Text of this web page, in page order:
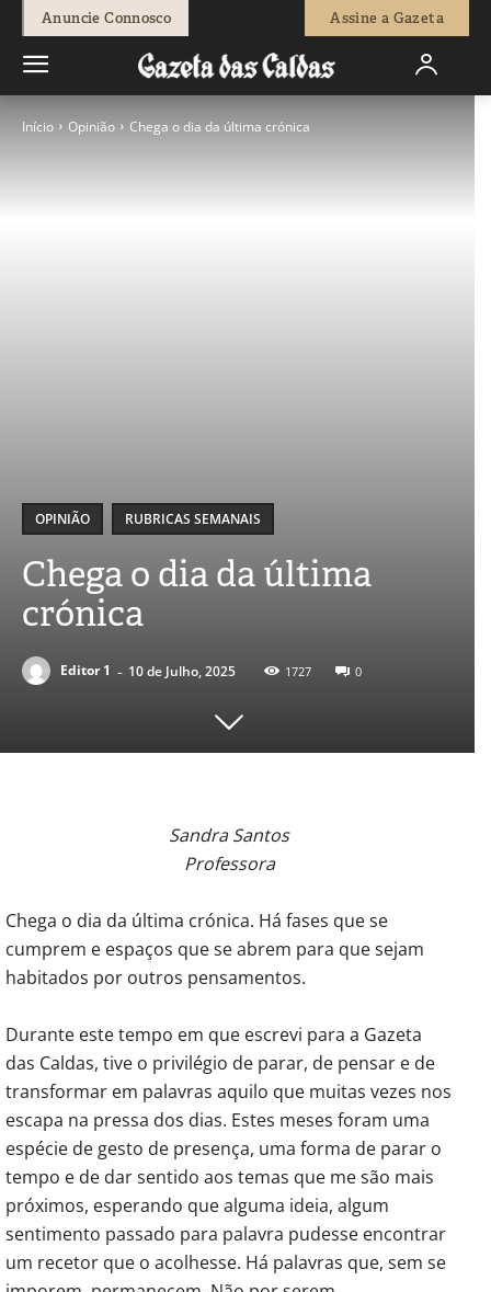
Anuncie Connosco Assine a Gazeta
Início Opinião Chega o dia da última crónica
OPINIÃO RUBRICAS SEMANAIS
Chega o dia da última
crónica
Editor 1 - 10 de Julho, 2025 1727 0
Sandra Santos
Professora
Chega o dia da última crónica. Há fases que se
cumprem e espaços que se abrem para que sejam
habitados por outros pensamentos.
Durante este tempo em que escrevi para a Gazeta
das Caldas, tive o privilégio de parar, de pensar e de
transformar em palavras aquilo que muitas vezes nos
escapa na pressa dos dias. Estes meses foram uma
espécie de gesto de presença, uma forma de parar o
tempo e de dar sentido aos temas que me são mais
próximos, esperando que alguma ideia, algum
sentimento passado para palavra pudesse encontrar
um recetor que o acolhesse. Há palavras que, sem se